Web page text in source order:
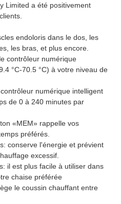
Limited a été positivement
endoloris dans le dos, les
les bras, et plus encore.
contrôleur numérique
°C-70.5 °C) à votre niveau de
numérique intelligent
de 0 à 240 minutes par
«MEM» rappelle vos
préférés.
conserve l'énergie et prévient
excessif.
il est plus facile à utiliser dans
chaise préférée
le coussin chauffant entre